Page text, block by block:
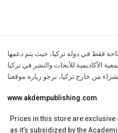
فقط في دولة تركيا، حيث يتم دعمها
من خارج تركيا، نرجو زيارة موقعنا
www.akdempublishing.com
Prices in this store are exclusive
as it’s subsidized by the